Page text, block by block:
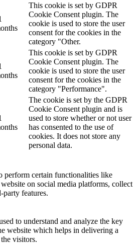
This cookie is set by GDPR
Cookie Consent plugin. The
cookie is used to store the user
consent for the cookies in the
category "Other.
This cookie is set by GDPR
Cookie Consent plugin. The
cookie is used to store the user
consent for the cookies in the
category "Performance".
The cookie is set by the GDPR
Cookie Consent plugin and is
used to store whether or not user
has consented to the use of
cookies. It does not store any
personal data.
perform certain functionalities like
on social media platforms, collect
party features.
to understand and analyze the key
website which helps in delivering a
visitors.